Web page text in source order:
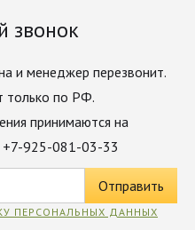
звонок
и менеджер перезвонит.
только по РФ.
принимаются на
+7-925-081-03-33
ПЕРСОНАЛЬНЫХ ДАННЫХ